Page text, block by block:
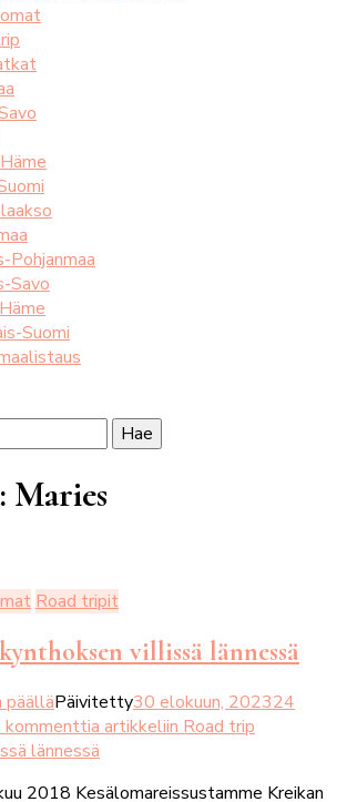
Pohjanmaa
Savo
Suomi
Maries
Road tripit
villissä lännessä
päälläPäivitetty30 elokuun, 202324
kommenttia artikkeliin Road trip
lännessä
2018 Kesälomareissustamme Kreikan